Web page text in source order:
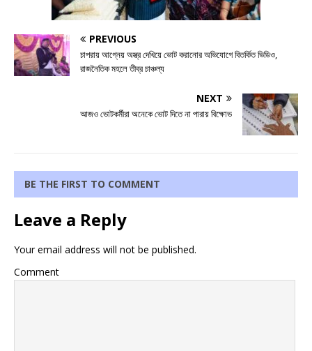
PREVIOUS
চাপরায় আগ্নেয় অস্ত্র দেখিয়ে ভোট করানোর অভিযোগে বিতর্কিত ভিডিও,
রাজনৈতিক মহলে তীব্র চাঞ্চল্য
NEXT
আজও ভোটকর্মীরা অনেকে ভোট দিতে না পারায় বিক্ষোভ
BE THE FIRST TO COMMENT
Leave a Reply
Your email address will not be published.
Comment